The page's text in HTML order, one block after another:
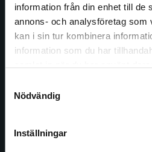
information från din enhet till de
annons- och analysföretag som
kan i sin tur kombinera
information som du har
Nödvändig
Inställningar
Det verkar som att du
via en enhet utanför
leveranser utanför Sverige.
ett köp måste
Studentlitteratur
Studentlitteratur grundades
ledande utbildningsförlag. Med
facklitteratur, utbildningar och
informationstjänster i utbudet,
längs hela kunskapsresan.
Kontakta oss